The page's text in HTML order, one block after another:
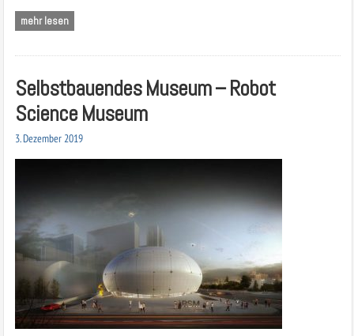
mehr lesen
Selbstbauendes Museum – Robot
Science Museum
3. Dezember 2019